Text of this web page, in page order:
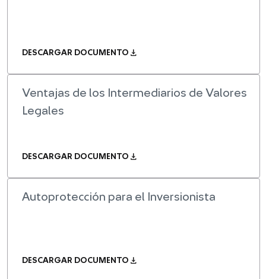
DESCARGAR DOCUMENTO download
Ventajas de los Intermediarios de Valores
Legales
DESCARGAR DOCUMENTO download
Autoprotección para el Inversionista
DESCARGAR DOCUMENTO download